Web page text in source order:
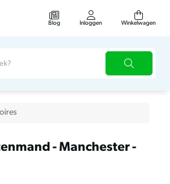
Blog Inloggen Winkelwagen
- Manchester -